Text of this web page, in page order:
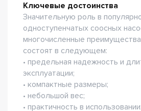
Ключевые достоинства
Значительную роль в
одноступенчатых соосных
многочисленные
состоят в следующем:
• предельная надежность и
эксплуатации;
• компактные размеры;
• небольшой вес;
• практичность в использовании;